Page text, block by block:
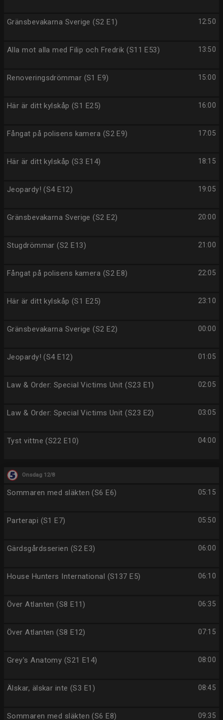
12:50
Gränsbevakarna Sverige (S2 E1)
13:50
Alla mot alla med Filip och Fredrik (S11 E53)
15:00
Renoveringsdrömmar (S1 E9)
16:00
Här är ditt kylskåp (S1 E25)
17:05
Fångat på polisens kamera (S2 E9)
18:15
Här är ditt kylskåp (S3 E14)
19:05
Jeopardy! (S4 E12)
20:00
Gränsbevakarna Sverige (S2 E2)
21:00
Stugdrömmar (S2 E13)
22:05
Fångat på polisens kamera (S2 E8)
23:10
Här är ditt kylskåp (S1 E25)
00:00
Gränsbevakarna Sverige (S2 E2)
01:05
Jeopardy! (S4 E12)
02:05
Law & Order: Special Victims Unit (S23 E1)
03:05
Law & Order: Special Victims Unit (S23 E2)
04:00
Tyst vittne (S22 E10)
Onsdag 12/8
05:15
Sommaren med släkten (S6 E6)
05:50
Parterapi (S1 E7)
06:00
Gärdsgårdsserien (S2 E3)
06:10
House Hunters International (S137 E5)
06:35
Över Atlanten (S8 E11)
07:15
Över Atlanten (S8 E12)
08:00
Grey's Anatomy (S21 E14)
08:45
Älskar, älskar inte (S3 E1)
09:35
Sommaren med släkten (S6 E8)